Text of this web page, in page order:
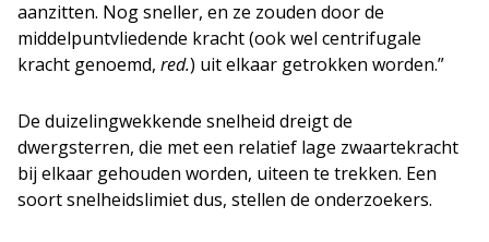
aanzitten. Nog sneller, en ze zouden door de
middelpuntvliedende kracht (ook wel centrifugale
kracht genoemd, red.) uit elkaar getrokken worden.”
De duizelingwekkende snelheid dreigt de
dwergsterren, die met een relatief lage zwaartekracht
bij elkaar gehouden worden, uiteen te trekken. Een
soort snelheidslimiet dus, stellen de onderzoekers.